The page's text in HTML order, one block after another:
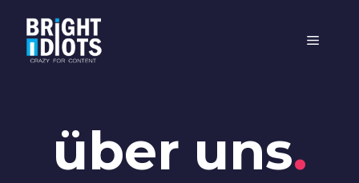
Inhalt
springen
Menü
über uns.